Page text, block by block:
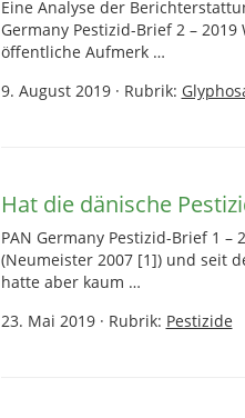
Eine Analyse der
Germany Pestizid-Brief 2 –
öffentliche Aufmerk …
9. August 2019· Rubrik:
Hat die dänische
PAN Germany Pestizid-Brief 1
(Neumeister 2007 [1]) und seit
hatte aber kaum …
23. Mai 2019· Rubrik: Pestizide